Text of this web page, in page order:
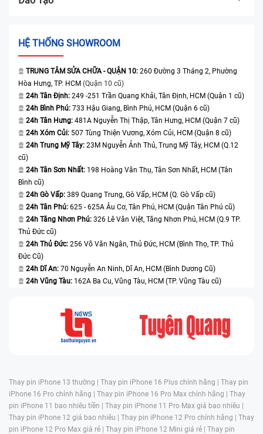
HỆ THỐNG SHOWROOM
TRUNG TÂM SỬA CHỮA - QUẬN 10: 260 Đường 3 Tháng 2, Phường
Hòa Hưng, TP. HCM (Quận 10 cũ)
24h Tân Định: 249 -251 Trần Quang Khải, Tân Định, HCM (Quận 1 cũ)
24h Bình Phú: 733 Hậu Giang, Bình Phú, HCM (Quận 6 cũ)
24h Tân Hưng: 481A Nguyễn Thị Thập, Tân Hưng, HCM (Quận 7 cũ)
24h Xóm Củi: 507 Tùng Thiện Vương, Xóm Củi, HCM (Quận 8 cũ)
24h Trung Mỹ Tây: 23M Nguyễn Ảnh Thủ, Trung Mỹ Tây, HCM (Q.12
cũ)
24h Tân Sơn Nhất: 198 Hoàng Văn Thụ, Tân Sơn Nhất, HCM (Tân
Bình cũ)
24h Gò Vấp: 389 Quang Trung, Gò Vấp, HCM (Q. Gò Vấp cũ)
24h Tân Phú: 625 - 625A Âu Cơ, Tân Phú, HCM (Quận Tân Phú cũ)
24h Tăng Nhơn Phú: 326 Lê Văn Việt, Tăng Nhơn Phú, HCM (Q.9 TP.
Thủ Đức cũ)
24h Thủ Đức: 256 Võ Văn Ngân, Thủ Đức, HCM (Bình Thọ, TP. Thủ
Đức Cũ)
24h Dĩ An: 70 Nguyễn An Ninh, Dĩ An, HCM (Bình Dương Cũ)
24h Vũng Tàu: 162A Ba Cu, Vũng Tàu, HCM (TP. Vũng Tàu cũ)
Thay pin iPhone 13 thường | Thay pin iPhone 16 Plus chính hãng | Thay pin
iPhone 16 Pro chính hãng | Thay pin iPhone 16 Pro Max chính hãng | Thay
pin iPhone 11 bao nhiêu tiền | Thay pin iPhone 11 Pro Max giá bao nhiêu |
Thay pin iPhone 12 giá bao nhiêu | Thay pin iPhone 12 Pro chính hãng | Thay
pin iPhone 12 Pro Max giá rẻ | Thay pin iPhone 12 Mini giá rẻ | Thay pin